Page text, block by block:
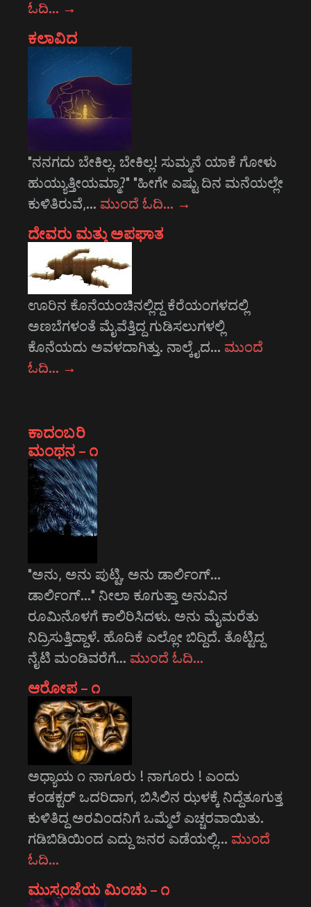
ಓದಿ… →
ಕಲಾವಿದ
"ನನಗದು ಬೇಕಿಲ್ಲ. ಬೇಕಿಲ್ಲ! ಸುಮ್ಮನೆ ಯಾಕೆ ಗೋಳು
ಹುಯ್ಯುತ್ತೀಯಮ್ಮಾ?" "ಹೀಗೇ ಎಷ್ಟು ದಿನ ಮನೆಯಲ್ಲೇ
ಕುಳಿತಿರುವೆ,… ಮುಂದೆ ಓದಿ… →
ದೇವರು ಮತ್ತು ಅಪಘಾತ
ಊರಿನ ಕೊನೆಯಂಚಿನಲ್ಲಿದ್ದ ಕೆರೆಯಂಗಳದಲ್ಲಿ
ಅಣಬೆಗಳಂತೆ ಮೈವೆತ್ತಿದ್ದ ಗುಡಿಸಲುಗಳಲ್ಲಿ
ಕೊನೆಯದು ಅವಳದಾಗಿತ್ತು. ನಾಲ್ಕೈದ… ಮುಂದೆ
ಓದಿ… →
ಕಾದಂಬರಿ
ಮಂಥನ – ೧
"ಅನು, ಅನು ಪುಟ್ಟಿ, ಅನು ಡಾರ್ಲಿಂಗ್...
ಡಾರ್ಲಿಂಗ್..." ನೀಲಾ ಕೂಗುತ್ತಾ ಅನುವಿನ
ರೂಮಿನೊಳಗೆ ಕಾಲಿರಿಸಿದಳು. ಅನು ಮೈಮರೆತು
ನಿದ್ರಿಸುತ್ತಿದ್ದಾಳೆ. ಹೊದಿಕೆ ಎಲ್ಲೋ ಬಿದ್ದಿದೆ. ತೊಟ್ಟಿದ್ದ
ನೈಟಿ ಮಂಡಿವರೆಗೆ… ಮುಂದೆ ಓದಿ…
ಆರೋಪ – ೧
ಅಧ್ಯಾಯ ೧ ನಾಗೂರು ! ನಾಗೂರು ! ಎಂದು
ಕಂಡಕ್ಟರ್ ಒದರಿದಾಗ, ಬಿಸಿಲಿನ ಝಳಕ್ಕೆ ನಿದ್ದೆತೂಗುತ್ತ
ಕುಳಿತಿದ್ದ ಅರವಿಂದನಿಗೆ ಒಮ್ಮೆಲೆ ಎಚ್ಚರವಾಯಿತು.
ಗಡಿಬಿಡಿಯಿಂದ ಎದ್ದು ಜನರ ಎಡೆಯಲ್ಲಿ… ಮುಂದೆ
ಓದಿ…
ಮುಸ್ಸಂಜೆಯ ಮಿಂಚು – ೧